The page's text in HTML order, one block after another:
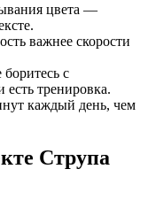
цвета —
важнее скорости
с
тренировка.
каждый день, чем
Струпа